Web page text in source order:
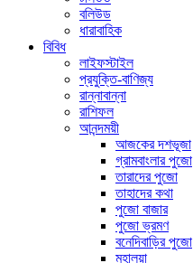
বলিউড
ধারাবাহিক
বিবিধ
লাইফস্টাইল
প্রযুক্তি-বাণিজ্য
রান্নাবান্না
রাশিফল
আনন্দময়ী
আজকের দশভূজা
গ্রামবাংলার পুজো
তারাদের পুজো
তাহাদের কথা
পুজো বাজার
পুজো ভ্রমণ
বনেদিবাড়ির পুজো
মহালয়া